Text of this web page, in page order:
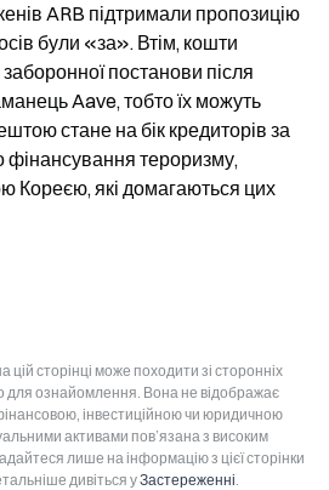
ARB підтримали пропозицію
були «за». Втім, кошти
постанови після
Aave, тобто їх можуть
стане на бік кредиторів за
фінансування тероризму,
Кореєю, які домагаються цих
сторінці може походити зі сторонніх
для ознайомлення. Вона не відображає
інвестиційною чи юридичною
активами пов’язана з високим
лише на інформацію з цієї сторінки
дивіться уЗастереженні.